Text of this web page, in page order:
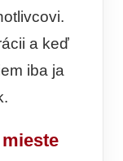
a keď
iba ja